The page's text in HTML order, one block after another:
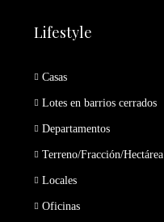
Lifestyle
Casas
Lotes en barrios cerrados
Departamentos
Terreno/Fracción/Hectárea
Locales
Oficinas